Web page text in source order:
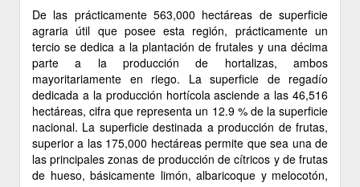
De las prácticamente 563,000 hectáreas de superficie
agraria útil que posee esta región, prácticamente un
tercio se dedica a la plantación de frutales y una décima
parte a la producción de hortalizas, ambos
mayoritariamente en riego. La superficie de regadío
dedicada a la producción hortícola asciende a las 46,516
hectáreas, cifra que representa un 12.9 % de la superficie
nacional. La superficie destinada a producción de frutas,
superior a las 175,000 hectáreas permite que sea una de
las principales zonas de producción de cítricos y de frutas
de hueso, básicamente limón, albaricoque y melocotón,